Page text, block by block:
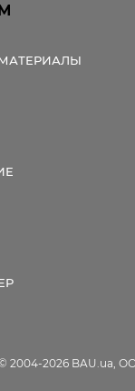
2004-2026 BAU.ua,